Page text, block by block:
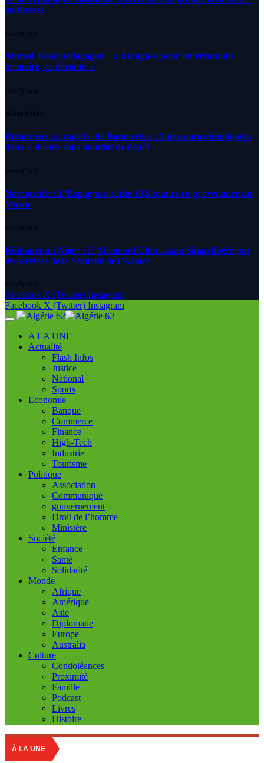
les blessés
5 AOÛT 2026
Ahmed Tessa pédagogue : » 4 langues pour un enfant du
primaire, ça déroute «
4 AOÛT 2026
What's Hot
Retour sur la tragédie de Boumerdes : 3 personnes impliquées
dans le drame sous mandat de dépôt
8 AOÛT 2026
Narcotrafic : L’Espagne a saisie 10,5 tonnes en provenance du
Maroc
8 AOÛT 2026
Kidnapee au Niger : L’Allemand Ulumaskan Sinan libéré par
les services de la Sécurité de l’Armée
8 AOÛT 2026
Facebook X (Twitter) Instagram
Facebook X (Twitter) Instagram
A LA UNE
Actualité
Flash Infos
Justice
National
Sports
Economie
Banque
Commerce
Finance
High-Tech
Industrie
Tourisme
Politique
Association
Communiqué
gouvernement
Droit de l’homme
Ministère
Société
Enfance
Santé
Solidarité
Monde
Afrique
Amérique
Asie
Diplomatie
Europe
Australia
Culture
Condoléances
Proximité
Famille
Podcast
Livres
Histoire
À LA UNE